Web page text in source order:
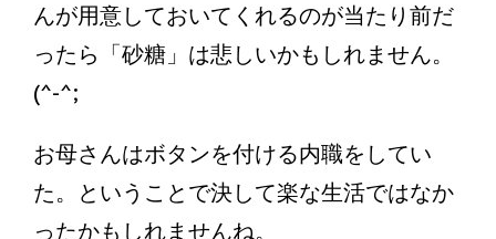
んが用意しておいてくれるのが当たり前だ
ったら「砂糖」は悲しいかもしれません。
(^-^;
お母さんはボタンを付ける内職をしてい
た。ということで決して楽な生活ではなか
ったかもしれませんね。